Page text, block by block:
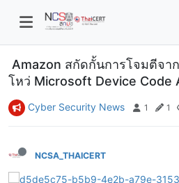
Amazon สกัดกั้นการโจมตีจา
โหว่ Microsoft Device Code
Cyber Security News 1 1
NCSA_THAICERT